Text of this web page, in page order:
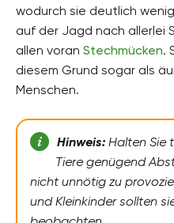
wodurch sie deutlich
auf der Jagd nach allerlei
allen voran Stechmücken.
diesem Grund sogar als
Menschen.
Hinweis: Halten Sie
Tiere genügend
nicht unnötig zu
und Kleinkinder sollten